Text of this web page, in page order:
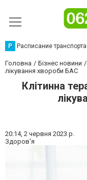
Р Расписание транспорта
Головна Бізнес новини
лікування хвороби БАС
Клітинна
20:14, 2 червня 2023 р.
Здоров'я